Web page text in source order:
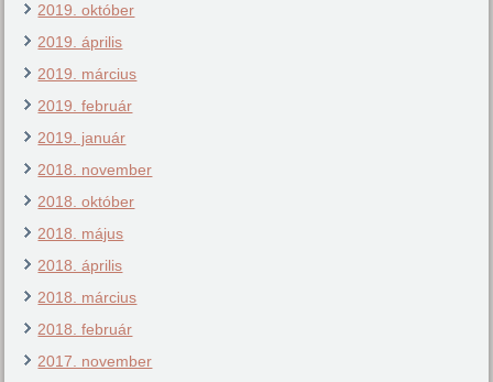
2019. október
2019. április
2019. március
2019. február
2019. január
2018. november
2018. október
2018. május
2018. április
2018. március
2018. február
2017. november